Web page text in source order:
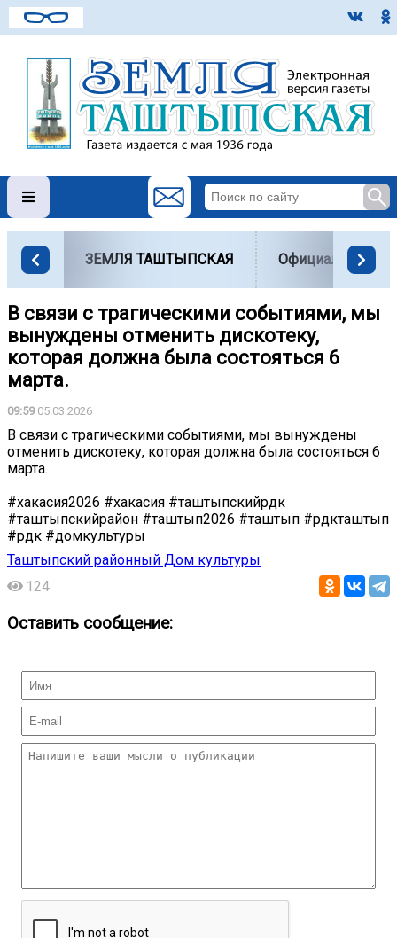
ЗЕМЛЯ ТАШТЫПСКАЯ Официально
В связи с трагическими событиями, мы
вынуждены отменить дискотеку,
которая должна была состояться 6
марта.
09:5905.03.2026
В связи с трагическими событиями, мы вынуждены
отменить дискотеку, которая должна была состояться 6
марта.
#хакасия2026 #хакасия #таштыпскийрдк
#таштыпскийрайон #таштып2026 #таштып #рдкташтып
#рдк #домкультуры
Таштыпский районный Дом культуры
124
Оставить сообщение: